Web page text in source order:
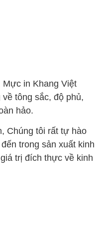
in Khang Việt
tông sắc, độ phủ,
hảo.
Chúng tôi rất tự hào
trong sản xuất kinh
trị đích thực về kinh